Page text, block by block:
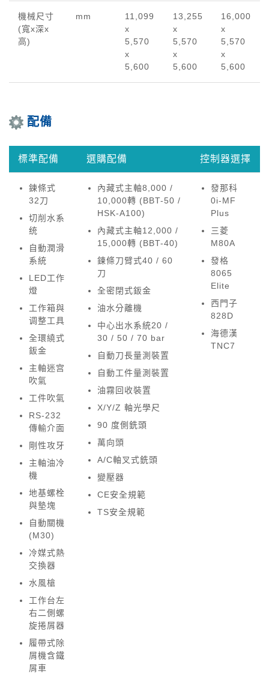
機械尺寸
(寬x深x
高)
mm
11,099
x
5,570
x
5,600
13,255
x
5,570
x
5,600
16,000
x
5,570
x
5,600
配備
標準配備 選購配備 控制器選擇
鍊條式
32刀
切削水系
统
自動潤滑
系統
LED工作
燈
工作箱與
调整工具
全環繞式
鈑金
主軸迷宫
吹氣
工件吹氣
RS-232
傳輸介面
剛性攻牙
主軸油冷
機
地基螺栓
與墊塊
自動關機
(M30)
冷媒式熱
交換器
水風槍
工作台左
右二側螺
旋捲屑器
履帶式除
屑機含鐵
屑車
內藏式主軸8,000 /
10,000轉 (BBT-50 /
HSK-A100)
內藏式主軸12,000 /
15,000轉 (BBT-40)
鍊條刀臂式40 / 60
刀
全密閉式鈑金
油水分離機
中心出水系統20 /
30 / 50 / 70 bar
自動刀長量測裝置
自動工件量測裝置
油霧回收裝置
X/Y/Z 軸光學尺
90 度側銑頭
萬向頭
A/C軸叉式銑頭
變壓器
CE安全規範
TS安全規範
發那科
0i-MF
Plus
三菱
M80A
發格
8065
Elite
西門子
828D
海德漢
TNC7